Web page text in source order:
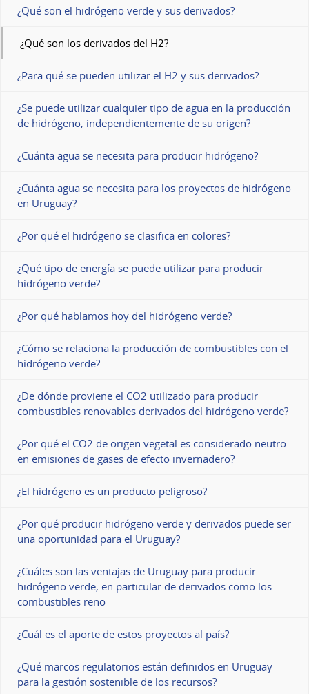
¿Qué son el hidrógeno verde y sus derivados?
¿Qué son los derivados del H2?
¿Para qué se pueden utilizar el H2 y sus derivados?
¿Se puede utilizar cualquier tipo de agua en la producción
de hidrógeno, independientemente de su origen?
¿Cuánta agua se necesita para producir hidrógeno?
¿Cuánta agua se necesita para los proyectos de hidrógeno
en Uruguay?
¿Por qué el hidrógeno se clasifica en colores?
¿Qué tipo de energía se puede utilizar para producir
hidrógeno verde?
¿Por qué hablamos hoy del hidrógeno verde?
¿Cómo se relaciona la producción de combustibles con el
hidrógeno verde?
¿De dónde proviene el CO2 utilizado para producir
combustibles renovables derivados del hidrógeno verde?
¿Por qué el CO2 de origen vegetal es considerado neutro
en emisiones de gases de efecto invernadero?
¿El hidrógeno es un producto peligroso?
¿Por qué producir hidrógeno verde y derivados puede ser
una oportunidad para el Uruguay?
¿Cuáles son las ventajas de Uruguay para producir
hidrógeno verde, en particular de derivados como los
combustibles reno
¿Cuál es el aporte de estos proyectos al país?
¿Qué marcos regulatorios están definidos en Uruguay
para la gestión sostenible de los recursos?